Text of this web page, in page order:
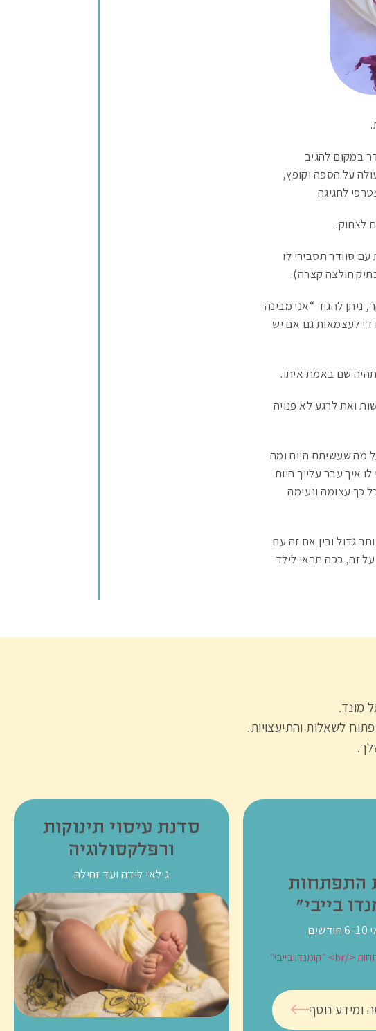
במקום להגיב
על הספה וקופץ,
לחגיגה.
לצחוק.
ללכת עם סוודר תסבירי לו
חולצה קצרה).
להגיד “אני מבינה
לעצמאות גם אם יש
שם באמת איתו.
ואת לרגע לא פנויה
מה שעשיתם היום ומה
איך עבר עלייך היום
כך עצומה ונעימה
גדול ובין אם זה עם
זה, ככה תראי לילד
מונד.
לשאלות והתיעצויות.
התפתחות
בייבי״
ומידע נוסף
סדנת עיסוי תינוקות
ורפלקסולוגיה
גילאי לידה ועד זחילה